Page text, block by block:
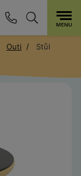
Outi Stůl